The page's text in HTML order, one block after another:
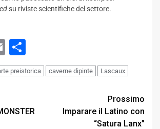
su riviste scientifiche del settore.
Email
preistorica caverne dipinte
Lascaux
Prossimo
Imparare il Latino con
“Satura Lanx”